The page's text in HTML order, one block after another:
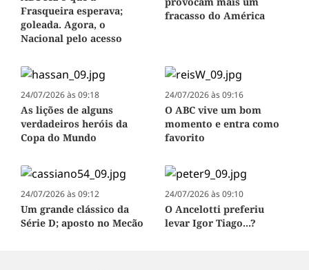
Frasqueira esperava;
goleada. Agora, o
Nacional pelo acesso
fracasso do América
24/07/2026 às 09:18
As lições de alguns
verdadeiros heróis da
Copa do Mundo
24/07/2026 às 09:16
O ABC vive um bom
momento e entra como
favorito
24/07/2026 às 09:12
Um grande clássico da
Série D; aposto no Mecão
24/07/2026 às 09:10
O Ancelotti preferiu
levar Igor Tiago...?